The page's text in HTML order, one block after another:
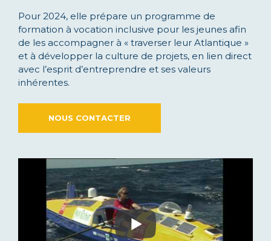
Pour 2024, elle prépare un programme de
formation à vocation inclusive pour les jeunes afin
de les accompagner à « traverser leur Atlantique »
et à développer la culture de projets, en lien direct
avec l’esprit d’entreprendre et ses valeurs
inhérentes.
NOUS CONTACTER